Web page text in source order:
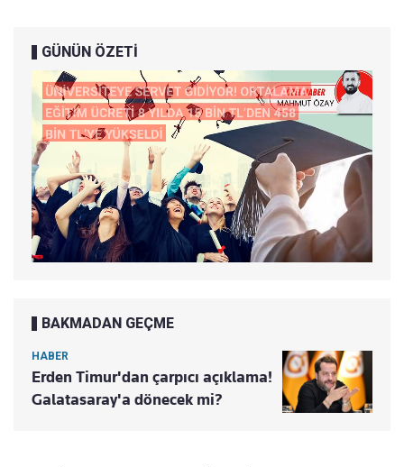
GÜNÜN ÖZETİ
BAKMADAN GEÇME
HABER
Erden Timur'dan çarpıcı açıklama!
Galatasaray'a dönecek mi?